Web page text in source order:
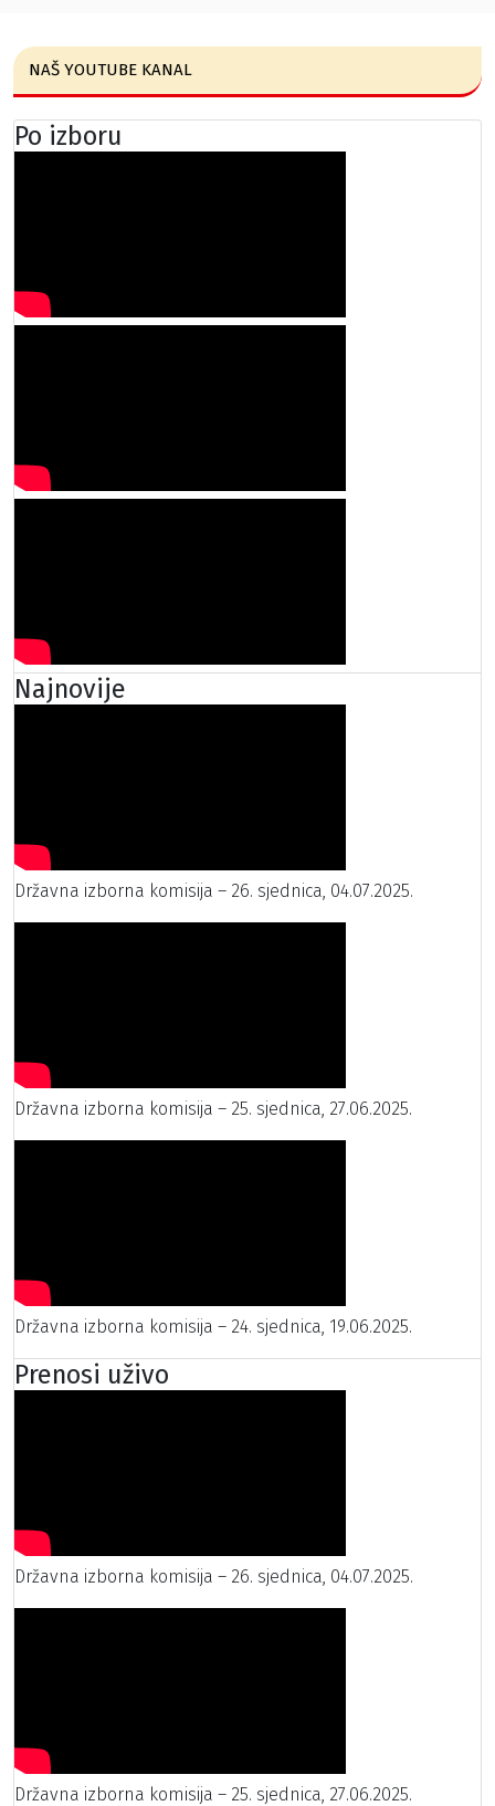
NAŠ YOUTUBE KANAL
Po izboru
Najnovije
Državna izborna komisija – 26. sjednica, 04.07.2025.
Državna izborna komisija – 25. sjednica, 27.06.2025.
Državna izborna komisija – 24. sjednica, 19.06.2025.
Prenosi uživo
Državna izborna komisija – 26. sjednica, 04.07.2025.
Državna izborna komisija – 25. sjednica, 27.06.2025.